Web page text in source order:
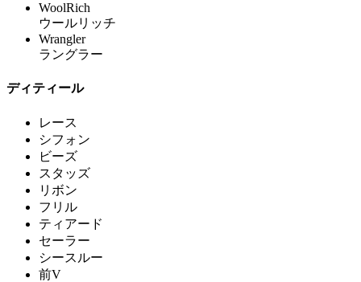
WoolRich
ウールリッチ
Wrangler
ラングラー
ディティール
レース
シフォン
ビーズ
スタッズ
リボン
フリル
ティアード
セーラー
シースルー
前V